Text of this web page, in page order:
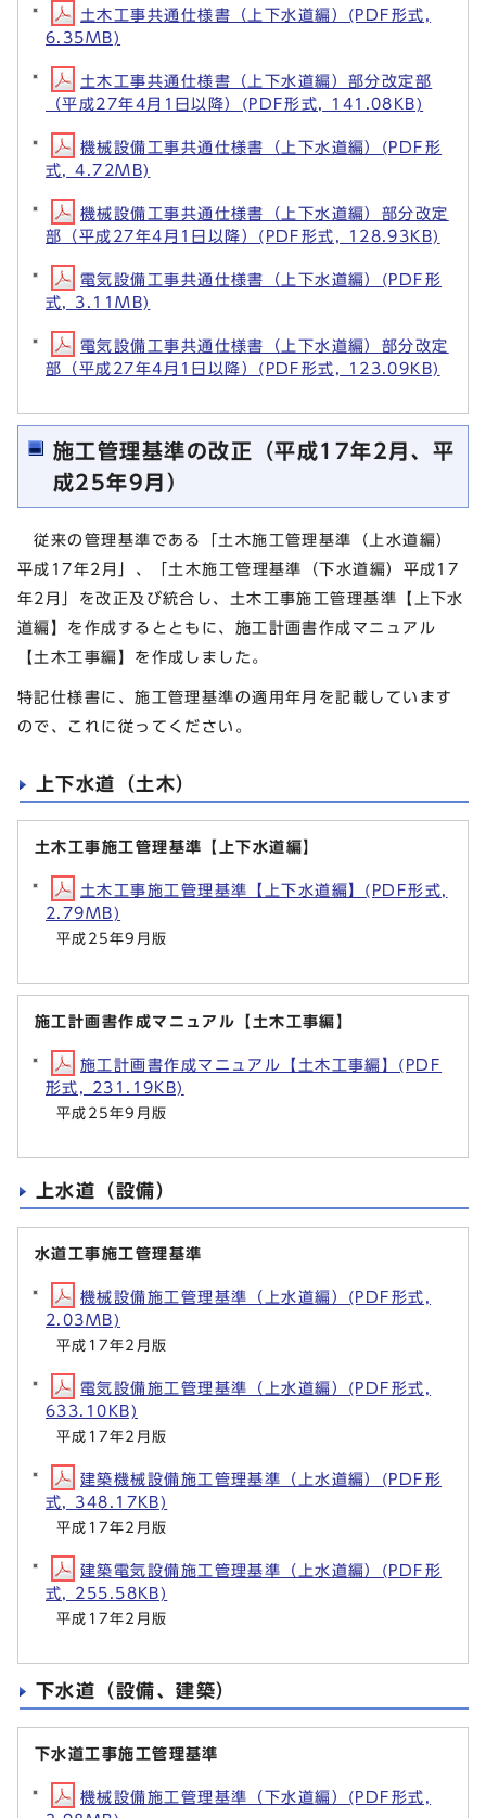
土木工事共通仕様書（上下水道編）(PDF形式,
6.35MB)
土木工事共通仕様書（上下水道編）部分改定部
（平成27年4月1日以降）(PDF形式, 141.08KB)
機械設備工事共通仕様書（上下水道編）(PDF形
式, 4.72MB)
機械設備工事共通仕様書（上下水道編）部分改定
部（平成27年4月1日以降）(PDF形式, 128.93KB)
電気設備工事共通仕様書（上下水道編）(PDF形
式, 3.11MB)
電気設備工事共通仕様書（上下水道編）部分改定
部（平成27年4月1日以降）(PDF形式, 123.09KB)
施工管理基準の改正（平成17年2月、平
成25年9月）
従来の管理基準である「土木施工管理基準（上水道編）
平成17年2月」、「土木施工管理基準（下水道編）平成17
年2月」を改正及び統合し、土木工事施工管理基準【上下水
道編】を作成するとともに、施工計画書作成マニュアル
【土木工事編】を作成しました。
特記仕様書に、施工管理基準の適用年月を記載しています
ので、これに従ってください。
上下水道（土木）
土木工事施工管理基準【上下水道編】
土木工事施工管理基準【上下水道編】(PDF形式,
2.79MB)
平成25年9月版
施工計画書作成マニュアル【土木工事編】
施工計画書作成マニュアル【土木工事編】(PDF
形式, 231.19KB)
平成25年9月版
上水道（設備）
水道工事施工管理基準
機械設備施工管理基準（上水道編）(PDF形式,
2.03MB)
平成17年2月版
電気設備施工管理基準（上水道編）(PDF形式,
633.10KB)
平成17年2月版
建築機械設備施工管理基準（上水道編）(PDF形
式, 348.17KB)
平成17年2月版
建築電気設備施工管理基準（上水道編）(PDF形
式, 255.58KB)
平成17年2月版
下水道（設備、建築）
下水道工事施工管理基準
機械設備施工管理基準（下水道編）(PDF形式,